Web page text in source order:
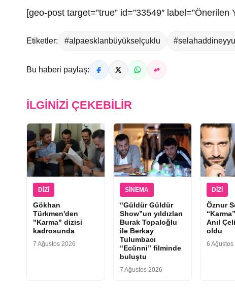
[geo-post target=”true” id=”33549″ label=”Önerilen
Etiketler: #alpaesklanbüyükselçuklu
Bu haberi paylaş:
İLGINIZI ÇEKEBILIR
DIZI
Gökhan
Türkmen'den
"Karma" dizisi
kadrosunda
7 Ağustos 2026
SINEMA
“Güldür Güldür
Show”un yıldızları
Burak Topaloğlu
ile Berkay
Tulumbacı
“Ecünni” filminde
buluştu
7 Ağustos 2026
DIZI
Öznur
Anıl
oldu
6 Ağustos